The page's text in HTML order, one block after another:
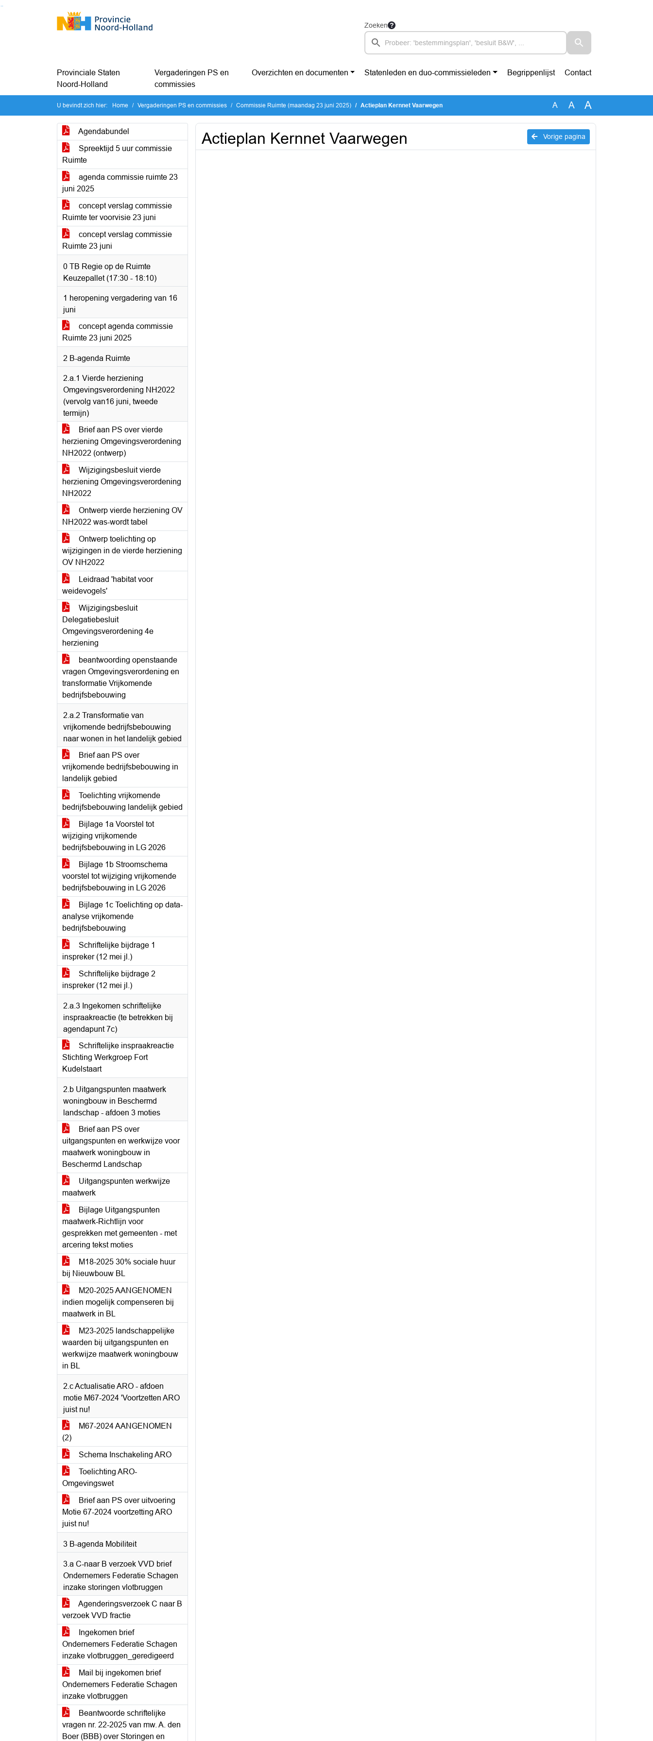
Ga naar de inhoud van deze pagina
Ga naar het zoeken
Zoeken
Provinciale Staten
Noord-Holland
Vergaderingen PS en
commissies
Overzichten en documenten Statenleden en duo-commissieleden Begrippenlijst Contact
U bevindt zich hier: Home Vergaderingen PS en commissies Commissie Ruimte (maandag 23 juni 2025) Actieplan Kernnet Vaarwegen A A A
Agendabundel
Spreektijd 5 uur commissie
Ruimte
agenda commissie ruimte 23
juni 2025
concept verslag commissie
Ruimte ter voorvisie 23 juni
concept verslag commissie
Ruimte 23 juni
0 TB Regie op de Ruimte
Keuzepallet (17:30 - 18:10)
1 heropening vergadering van 16
juni
concept agenda commissie
Ruimte 23 juni 2025
2 B-agenda Ruimte
2.a.1 Vierde herziening
Omgevingsverordening NH2022
(vervolg van16 juni, tweede
termijn)
Brief aan PS over vierde
herziening Omgevingsverordening
NH2022 (ontwerp)
Wijzigingsbesluit vierde
herziening Omgevingsverordening
NH2022
Ontwerp vierde herziening OV
NH2022 was-wordt tabel
Ontwerp toelichting op
wijzigingen in de vierde herziening
OV NH2022
Leidraad 'habitat voor
weidevogels'
Wijzigingsbesluit
Delegatiebesluit
Omgevingsverordening 4e
herziening
beantwoording openstaande
vragen Omgevingsverordening en
transformatie Vrijkomende
bedrijfsbebouwing
2.a.2 Transformatie van
vrijkomende bedrijfsbebouwing
naar wonen in het landelijk gebied
Brief aan PS over
vrijkomende bedrijfsbebouwing in
landelijk gebied
Toelichting vrijkomende
bedrijfsbebouwing landelijk gebied
Bijlage 1a Voorstel tot
wijziging vrijkomende
bedrijfsbebouwing in LG 2026
Bijlage 1b Stroomschema
voorstel tot wijziging vrijkomende
bedrijfsbebouwing in LG 2026
Bijlage 1c Toelichting op data-
analyse vrijkomende
bedrijfsbebouwing
Schriftelijke bijdrage 1
inspreker (12 mei jl.)
Schriftelijke bijdrage 2
inspreker (12 mei jl.)
2.a.3 Ingekomen schriftelijke
inspraakreactie (te betrekken bij
agendapunt 7c)
Schriftelijke inspraakreactie
Stichting Werkgroep Fort
Kudelstaart
2.b Uitgangspunten maatwerk
woningbouw in Beschermd
landschap - afdoen 3 moties
Brief aan PS over
uitgangspunten en werkwijze voor
maatwerk woningbouw in
Beschermd Landschap
Uitgangspunten werkwijze
maatwerk
Bijlage Uitgangspunten
maatwerk-Richtlijn voor
gesprekken met gemeenten - met
arcering tekst moties
M18-2025 30% sociale huur
bij Nieuwbouw BL
M20-2025 AANGENOMEN
indien mogelijk compenseren bij
maatwerk in BL
M23-2025 landschappelijke
waarden bij uitgangspunten en
werkwijze maatwerk woningbouw
in BL
2.c Actualisatie ARO - afdoen
motie M67-2024 'Voortzetten ARO
juist nu!
M67-2024 AANGENOMEN
(2)
Schema Inschakeling ARO
Toelichting ARO-
Omgevingswet
Brief aan PS over uitvoering
Motie 67-2024 voortzetting ARO
juist nu!
3 B-agenda Mobiliteit
3.a C-naar B verzoek VVD brief
Ondernemers Federatie Schagen
inzake storingen vlotbruggen
Agenderingsverzoek C naar B
verzoek VVD fractie
Ingekomen brief
Ondernemers Federatie Schagen
inzake vlotbruggen_geredigeerd
Mail bij ingekomen brief
Ondernemers Federatie Schagen
inzake vlotbruggen
Beantwoorde schriftelijke
vragen nr. 22-2025 van mw. A. den
Boer (BBB) over Storingen en
Vorige pagina
Actieplan Kernnet Vaarwegen